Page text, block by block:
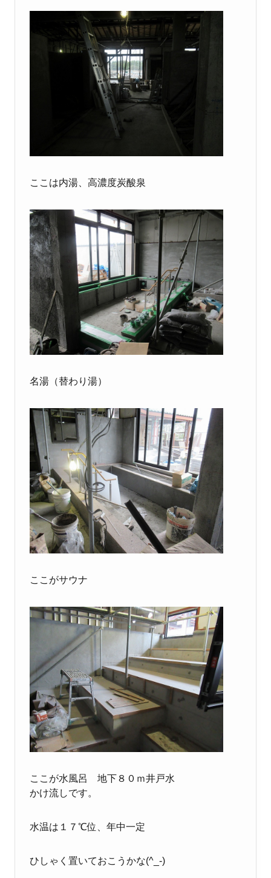
ここは内湯、高濃度炭酸泉
名湯（替わり湯）
ここがサウナ
ここが水風呂 地下８０ｍ井戸水
かけ流しです。
水温は１７℃位、年中一定
ひしゃく置いておこうかな(^_-)